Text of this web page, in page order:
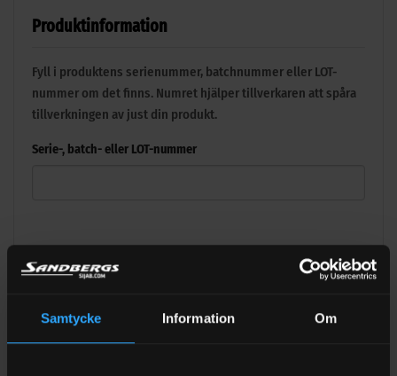
Samtycke Information Om
Produktinformation
Fyll i produktens serienummer, batchnummer eller LOT-
nummer om det finns. Numret hjälper tillverkaren att spåra
tillverkningen av just din produkt.
Serie-, batch- eller LOT-nummer
Beskriv reklamationen
som har hänt, när felet uppstod och hur produkten har
använts.